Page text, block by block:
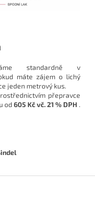
standardně v
máte zájem o lichý
jeden metrový kus.
přepravce
od 605 Kč vč. 21 % DPH .